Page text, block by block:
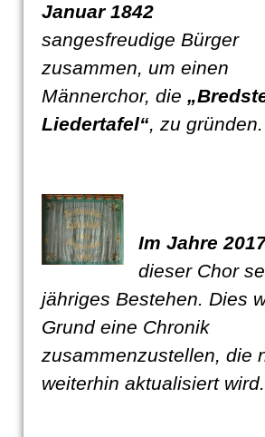
Januar 1842
sangesfreudige Bürger
zusammen, um einen
Männerchor, die
Liedertafel“, zu gründen.
Im Jahre
dieser Chor
jähriges Bestehen. Dies
Grund eine Chronik
zusammenzustellen, die
weiterhin aktualisiert wird.